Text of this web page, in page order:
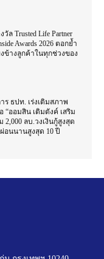
ล Trusted Life Partner
Awards 2026 ตอกย้ำ
ข้างลูกค้าในทุกช่วงของ
ธปท. เร่งเติมสภาพ
“ออมสิน เติมตังค์ เสริม
2,000 ลบ.วงเงินกู้สูงสุด
อนนานสูงสุด 10 ปี